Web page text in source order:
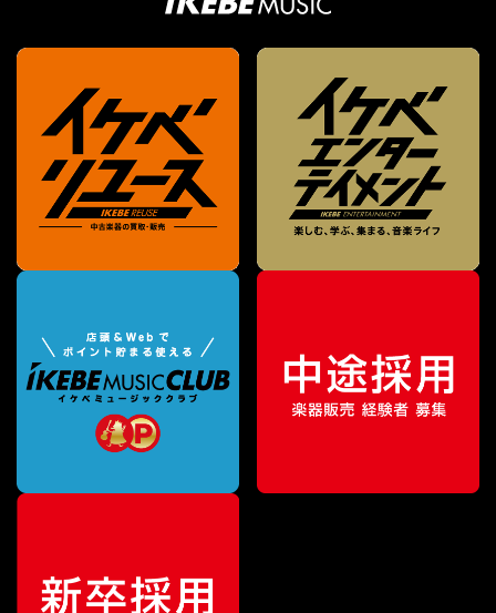
販売価格¥3,080（税込）